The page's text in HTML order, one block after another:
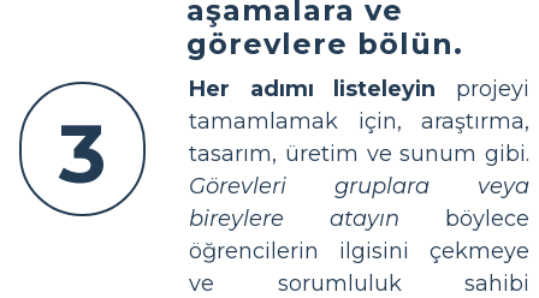
3
aşamalara ve
görevlere bölün.
Her adımı listeleyin projeyi
tamamlamak için, araştırma,
tasarım, üretim ve sunum gibi.
Görevleri gruplara veya
bireylere atayın böylece
öğrencilerin ilgisini çekmeye
ve sorumluluk sahibi